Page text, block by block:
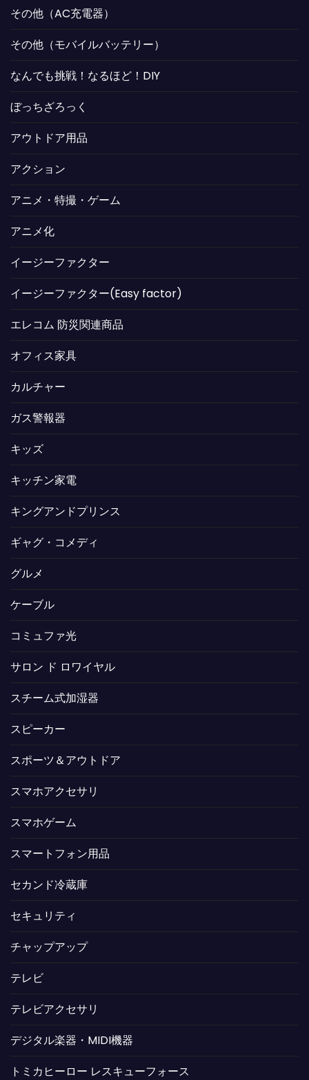
その他（AC充電器）
その他（モバイルバッテリー）
なんでも挑戦！なるほど！DIY
ぼっちざろっく
アウトドア用品
アクション
アニメ・特撮・ゲーム
アニメ化
イージーファクター
イージーファクター(Easy factor)
エレコム 防災関連商品
オフィス家具
カルチャー
ガス警報器
キッズ
キッチン家電
キングアンドプリンス
ギャグ・コメディ
グルメ
ケーブル
コミュファ光
サロン ド ロワイヤル
スチーム式加湿器
スピーカー
スポーツ＆アウトドア
スマホアクセサリ
スマホゲーム
スマートフォン用品
セカンド冷蔵庫
セキュリティ
チャップアップ
テレビ
テレビアクセサリ
デジタル楽器・MIDI機器
トミカヒーロー レスキューフォース